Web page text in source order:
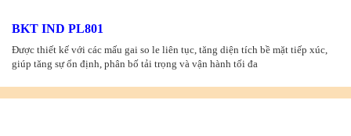
BKT IND PL801
Được thiết kế với các mấu gai so le liên tục, tăng diện tích bề mặt tiếp xúc,
giúp tăng sự ổn định, phân bố tải trọng và vận hành tối đa